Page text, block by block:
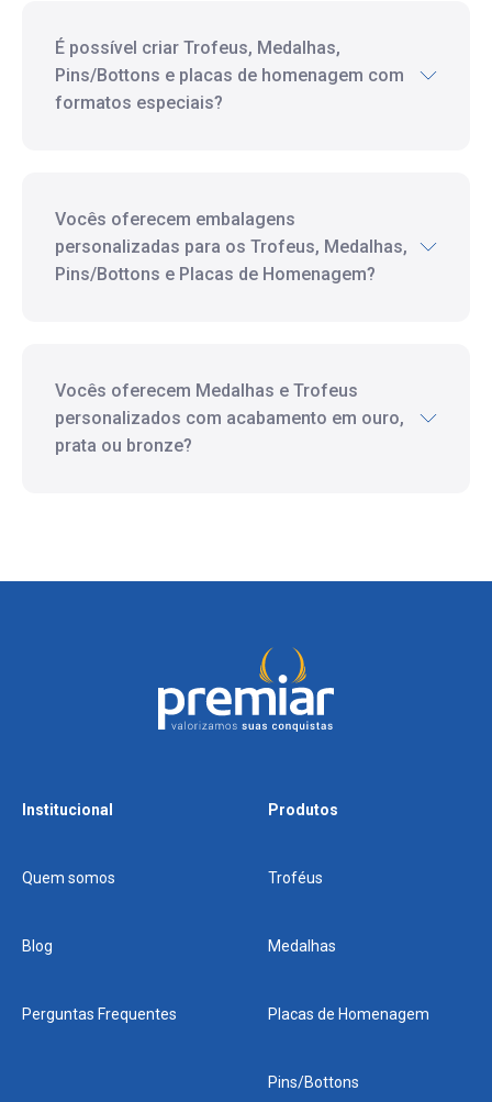
É possível criar Trofeus, Medalhas,
Pins/Bottons e placas de homenagem com
formatos especiais?
Vocês oferecem embalagens
personalizadas para os Trofeus, Medalhas,
Pins/Bottons e Placas de Homenagem?
Vocês oferecem Medalhas e Trofeus
personalizados com acabamento em ouro,
prata ou bronze?
Institucional
Quem somos
Blog
Perguntas Frequentes
Produtos
Troféus
Medalhas
Placas de Homenagem
Pins/Bottons